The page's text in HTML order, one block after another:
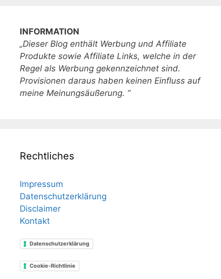
INFORMATION
„Dieser Blog enthält Werbung und Affiliate
Produkte sowie Affiliate Links, welche in der
Regel als Werbung gekennzeichnet sind.
Provisionen daraus haben keinen Einfluss auf
meine Meinungsäußerung. “
Rechtliches
Impressum
Datenschutzerklärung
Disclaimer
Kontakt
Datenschutzerklärung
Cookie-Richtlinie